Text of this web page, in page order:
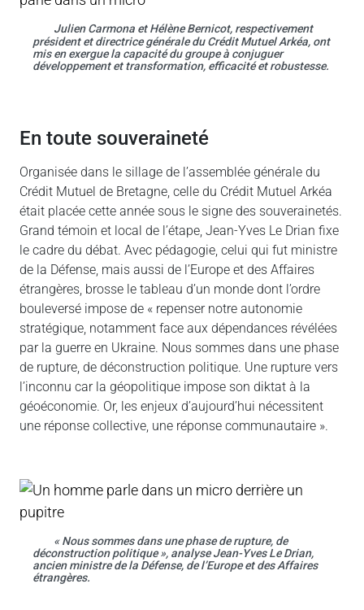
Julien Carmona et Hélène Bernicot, respectivement
président et directrice générale du Crédit Mutuel Arkéa, ont
mis en exergue la capacité du groupe à conjuguer
développement et transformation, efficacité et robustesse.
en toute souveraineté
Organisée dans le sillage de l’assemblée générale du
Crédit Mutuel de Bretagne, celle du Crédit Mutuel Arkéa
était placée cette année sous le signe des souverainetés.
Grand témoin et local de l’étape, Jean-Yves Le Drian fixe
le cadre du débat. Avec pédagogie, celui qui fut ministre
de la Défense, mais aussi de l’Europe et des Affaires
étrangères, brosse le tableau d’un monde dont l’ordre
bouleversé impose de « repenser notre autonomie
stratégique, notamment face aux dépendances révélées
par la guerre en Ukraine. Nous sommes dans une phase
de rupture, de déconstruction politique. Une rupture vers
l’inconnu car la géopolitique impose son diktat à la
géoéconomie. Or, les enjeux d’aujourd’hui nécessitent
une réponse collective, une réponse communautaire ».
« Nous sommes dans une phase de rupture, de
déconstruction politique », analyse Jean-Yves Le Drian,
ancien ministre de la Défense, de l’Europe et des Affaires
étrangères.